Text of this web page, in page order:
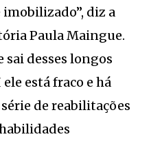
diz a
Paula Maingue.
sai desses longos
está fraco e há
de reabilitações